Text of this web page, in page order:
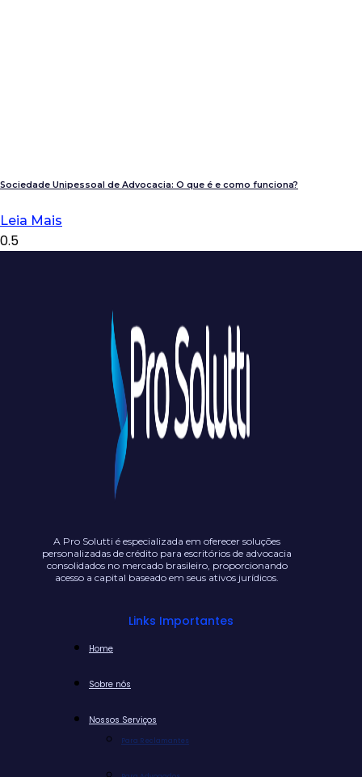
Sociedade Unipessoal de Advocacia: O que é e como funciona?
Leia Mais
A Pro Solutti é especializada em oferecer soluções
personalizadas de crédito para escritórios de advocacia
consolidados no mercado brasileiro, proporcionando
acesso a capital baseado em seus ativos jurídicos.
Links Importantes
Home
Sobre nós
Nossos Serviços
Para Reclamantes